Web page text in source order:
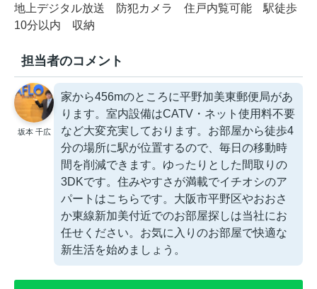
地上デジタル放送 防犯カメラ 住戸内覧可能
駅徒歩
10分以内
収納
担当者のコメント
坂本 千広
家から456mのところに平野加美東郵便局があ
ります。室内設備はCATV・ネット使用料不要
など大変充実しております。お部屋から徒歩4
分の場所に駅が位置するので、毎日の移動時
間を削減できます。ゆったりとした間取りの
3DKです。住みやすさが満載でイチオシのア
パートはこちらです。大阪市平野区やおおさ
か東線新加美付近でのお部屋探しは当社にお
任せください。お気に入りのお部屋で快適な
新生活を始めましょう。